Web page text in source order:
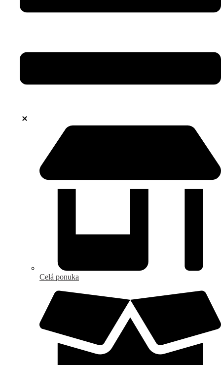
Celá ponuka